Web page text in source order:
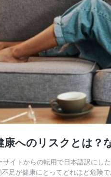
康へのリスクとは？
サイトからの転用で日本語訳に
不足が健康にとってどれほど危険